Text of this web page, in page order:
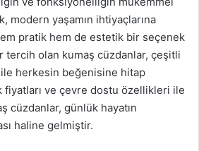
modern yaşamın ihtiyaçlarına
pratik hem de estetik bir seçenek
tercih olan kumaş cüzdanlar, çeşitli
herkesin beğenisine hitap
fiyatları ve çevre dostu özellikleri ile
cüzdanlar, günlük hayatın
haline gelmiştir.